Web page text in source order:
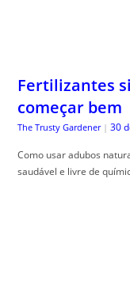
Organização